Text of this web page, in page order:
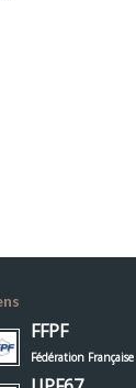
FFPF
Fédération